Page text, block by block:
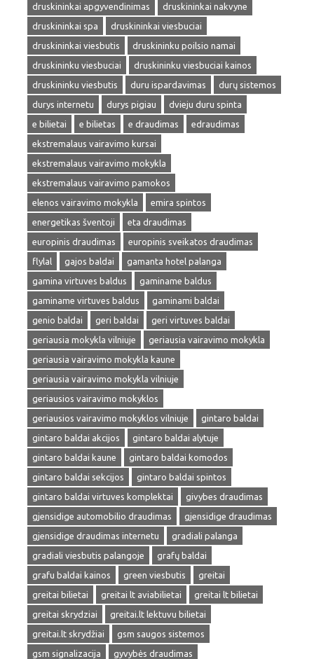
druskininkai apgyvendinimas
druskininkai nakvyne
druskininkai spa
druskininkai viesbuciai
druskininkai viesbutis
druskininku poilsio namai
druskininku viesbuciai
druskininku viesbuciai kainos
druskininku viesbutis
duru ispardavimas
durų sistemos
durys internetu
durys pigiau
dvieju duru spinta
e bilietai
e bilietas e draudimas
edraudimas
ekstremalaus vairavimo kursai
ekstremalaus vairavimo mokykla
ekstremalaus vairavimo pamokos
elenos vairavimo mokykla
emira spintos
energetikas šventoji
eta draudimas
europinis draudimas
europinis sveikatos draudimas
flylal
gajos baldai
gamanta hotel palanga
gamina virtuves baldus
gaminame baldus
gaminame virtuves baldus
gaminami baldai
genio baldai
geri baldai
geri virtuves baldai
geriausia mokykla vilniuje
geriausia vairavimo mokykla
geriausia vairavimo mokykla kaune
geriausia vairavimo mokykla vilniuje
geriausios vairavimo mokyklos
geriausios vairavimo mokyklos vilniuje
gintaro baldai
gintaro baldai akcijos
gintaro baldai alytuje
gintaro baldai kaune
gintaro baldai komodos
gintaro baldai sekcijos
gintaro baldai spintos
gintaro baldai virtuves komplektai
givybes draudimas
gjensidige automobilio draudimas
gjensidige draudimas
gjensidige draudimas internetu
gradiali palanga
gradiali viesbutis palangoje
grafų baldai
grafu baldai kainos
green viesbutis
greitai
greitai bilietai
greitai lt aviabilietai
greitai lt bilietai
greitai skrydziai
greitai.lt lektuvu bilietai
greitai.lt skrydžiai
gsm saugos sistemos
gsm signalizacija
gyvybės draudimas